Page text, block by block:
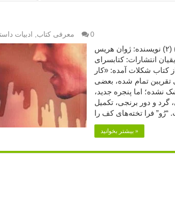
معرفی کتاب ادبیات 0
نام کتاب: شکلات (۱) (۲) نویسنده: ژوان هریس
انتشارات: کتابسرای
کتاب شکلات آمده: «کار
تقریبن تمام شده، بعضی
نشده؛ اما پنجره جدید،
گرد و دور برنجی، تکمیل
بیشتر بخوانید »